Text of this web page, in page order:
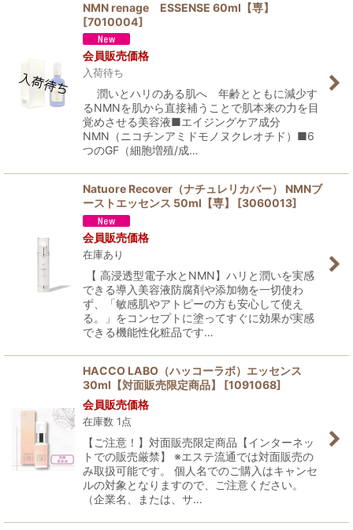
NMN renage ESSENSE 60ml【専】
[7010004]
会員販売価格
入荷待ち
潤いとハリのある肌へ 年齢とともに減少す
るNMNを肌から直接補うことで肌本来の力を目
覚めさせる美容液■エイジングケア成分
NMN（ニコチンアミドモノヌクレオチド）■6
つのGF（細胞増殖/成…
Natuore Recover（ナチュレリカバー） NMNブ
ーストエッセンス 50ml【専】
[3060013]
会員販売価格
在庫あり
【 高浸透型電子水とNMN】ハリと潤いを実感
できる導入美容液防腐剤や添加物を一切使わ
ず、「敏感肌やアトピーの方も安心して使え
る。」をコンセプトに塗ってすぐに効果が実感
できる機能性化粧品です…
HACCO LABO（ハッコーラボ）エッセンス
30ml【対面販売限定商品】
[1091068]
会員販売価格
在庫数 1点
【ご注意！】対面販売限定商品【インターネッ
トでの販売厳禁】 ※エステ流通では対面販売の
み取扱可能です。 個人名でのご購入はキャンセ
ルの対象となりますので、ご注意ください。
（企業名、または、サ…